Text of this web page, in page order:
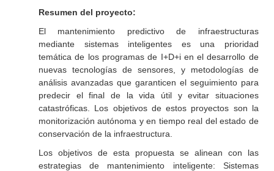
Resumen del proyecto:
El mantenimiento predictivo de infraestructuras
mediante sistemas inteligentes es una prioridad
temática de los programas de I+D+i en el desarrollo de
nuevas tecnologías de sensores, y metodologías de
análisis avanzadas que garanticen el seguimiento para
predecir el final de la vida útil y evitar situaciones
catastróficas. Los objetivos de estos proyectos son la
monitorización autónoma y en tiempo real del estado de
conservación de la infraestructura.
Los objetivos de esta propuesta se alinean con las
estrategias de mantenimiento inteligente: Sistemas